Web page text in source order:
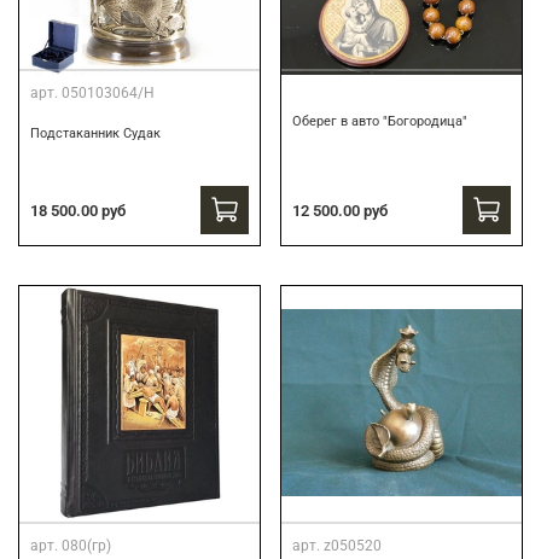
арт. 050103064/Н
Подстаканник Судак
18 500.00 руб
Оберег в авто "Богородица"
12 500.00 руб
арт. 080(гр) арт. z050520